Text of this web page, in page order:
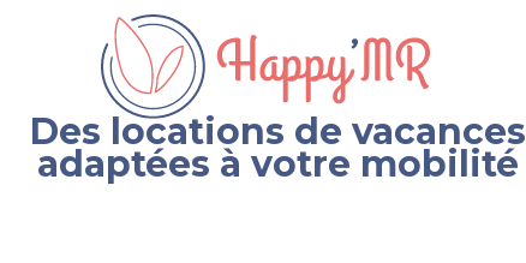
Des locations de vacances
adaptées à votre mobilité